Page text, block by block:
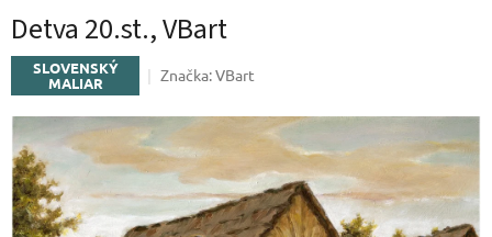
Detva 20.st., VBart
SLOVENSKÝ
MALIAR
Značka:VBart